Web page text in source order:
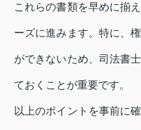
これらの書類を早めに揃
ーズに進みます。特に、
ができないため、司法書
ておくことが重要です。
以上のポイントを事前に